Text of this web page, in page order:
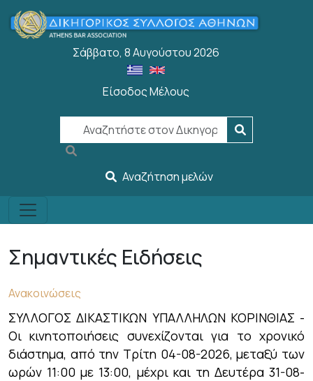
Παράκαμψη προς το κυρίως περιεχόμενο
Σάββατο, 8 Αυγούστου 2026
User account menu
Είσοδος Μέλους
Αναζήτηση μελών
Σημαντικές Ειδήσεις
Ανακοινώσεις
ΣΥΛΛΟΓΟΣ ΔΙΚΑΣΤΙΚΩΝ ΥΠΑΛΛΗΛΩΝ ΚΟΡΙΝΘΙΑΣ -
Οι κινητοποιήσεις συνεχίζονται για το χρονικό
διάστημα, από την Τρίτη 04-08-2026, μεταξύ των
ωρών 11:00 με 13:00, μέχρι και τη Δευτέρα 31-08-